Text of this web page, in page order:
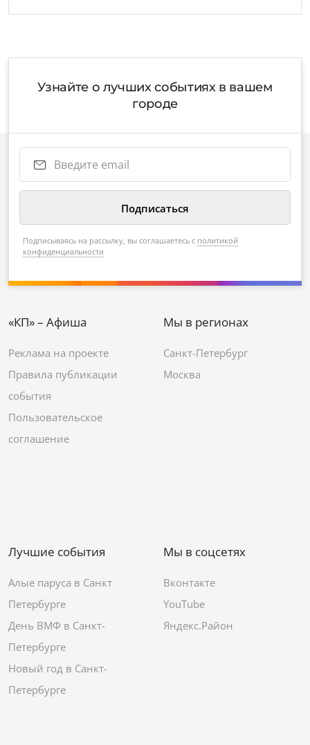
Узнайте о лучших событиях в вашем
городе
Подписываясь на рассылку, вы соглашаетесь с политикой
конфиденциальности
«КП» – Афиша
Реклама на проекте
Правила публикации
события
Пользовательское
соглашение
Мы в регионах
Санкт-Петербург
Москва
Лучшие события
Алые паруса в Санкт
Петербурге
День ВМФ в Санкт-
Петербурге
Новый год в Санкт-
Петербурге
Мы в соцсетях
Вконтакте
YouTube
Яндекс.Район